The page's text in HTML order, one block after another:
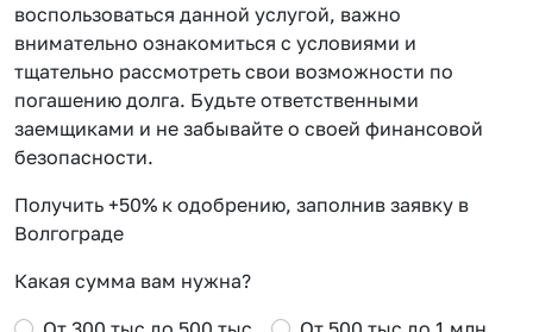
воспользоваться данной услугой, важно
внимательно ознакомиться с условиями и
тщательно рассмотреть свои возможности по
погашению долга. Будьте ответственными
заемщиками и не забывайте о своей финансовой
безопасности.
Получить +50% к одобрению, заполнив заявку в
Волгограде
Какая сумма вам нужна?